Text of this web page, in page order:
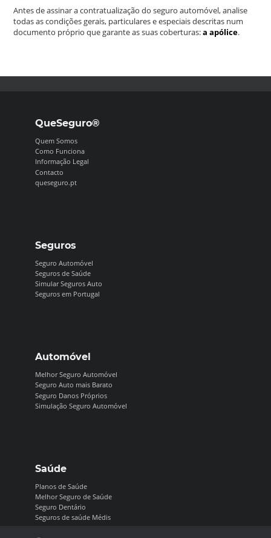
Antes de assinar a contratualização do seguro automóvel, analise
todas as condições gerais, particulares e especiais descritas num
documento próprio que garante as suas coberturas:a apólice.
QueSeguro®
Quem Somos
Como Funciona
Informação Legal
Contacto
queseguro.pt
Seguros
Seguro Automóvel
Seguros de Saúde
Simular Seguros Auto
Seguros em Portugal
Automóvel
Melhor Seguro Automóvel
Seguro Auto mais Barato
Seguro Danos Próprios
Simulação Seguro Automóvel
Saúde
Planos de Saúde
Melhor Seguro de Saúde
Seguro Dentário
Seguros de saúde Médis